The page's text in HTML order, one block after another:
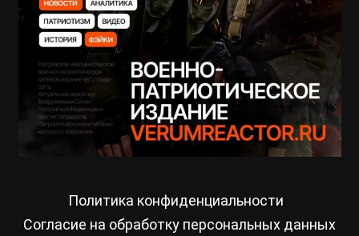
Политика конфиденциальности
Согласие на обработку персональных данных